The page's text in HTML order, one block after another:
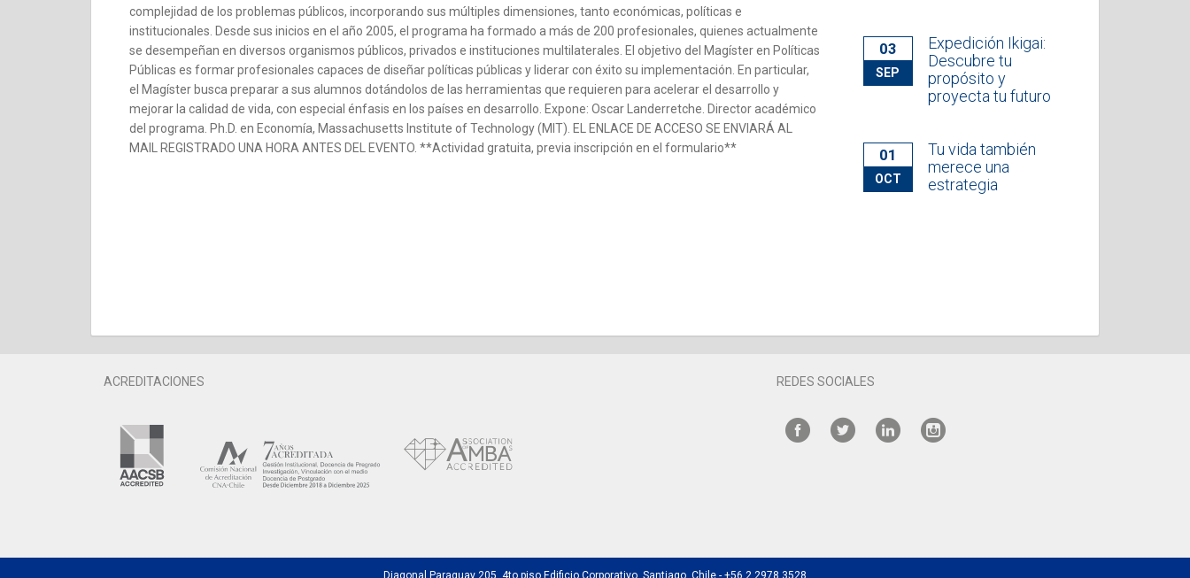
complejidad de los problemas públicos, incorporando sus múltiples dimensiones, tanto económicas, políticas e
institucionales. Desde sus inicios en el año 2005, el programa ha formado a más de 200 profesionales, quienes actualmente
se desempeñan en diversos organismos públicos, privados e instituciones multilaterales. El objetivo del Magíster en Políticas
Públicas es formar profesionales capaces de diseñar políticas públicas y liderar con éxito su implementación. En particular,
el Magíster busca preparar a sus alumnos dotándolos de las herramientas que requieren para acelerar el desarrollo y
mejorar la calidad de vida, con especial énfasis en los países en desarrollo. Expone: Oscar Landerretche. Director académico
del programa. Ph.D. en Economía, Massachusetts Institute of Technology (MIT). EL ENLACE DE ACCESO SE ENVIARÁ AL
MAIL REGISTRADO UNA HORA ANTES DEL EVENTO. **Actividad gratuita, previa inscripción en el formulario**
03
SEP
Expedición Ikigai:
Descubre tu
propósito y
proyecta tu futuro
01
OCT
Tu vida también
merece una
estrategia
ACREDITACIONES REDES SOCIALES
Diagonal Paraguay 205, 4to piso Edificio Corporativo, Santiago, Chile - +56 2 2978 3528